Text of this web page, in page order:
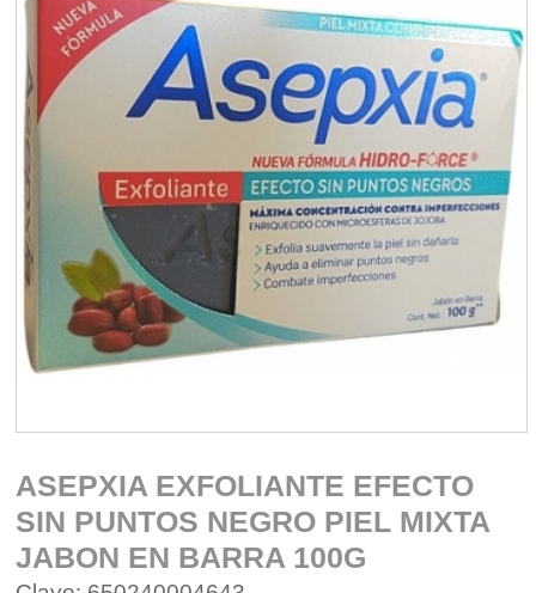
ASEPXIA EXFOLIANTE EFECTO
SIN PUNTOS NEGRO PIEL MIXTA
JABON EN BARRA 100G